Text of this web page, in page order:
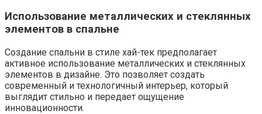
Использование металлических и стеклянных
элементов в спальне
Создание спальни в стиле хай-тек предполагает
активное использование металлических и стеклянных
элементов в дизайне. Это позволяет создать
современный и технологичный интерьер, который
выглядит стильно и передает ощущение
инновационности.